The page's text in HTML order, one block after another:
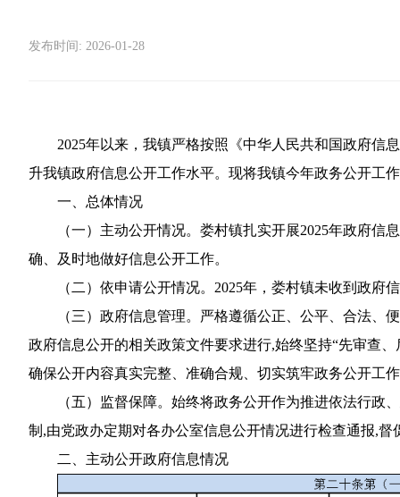
发布时间: 2026-01-28
2025年以来，我镇严格按照《中华人民共和国政府信
升我镇政府信息公开工作水平。现将我镇今年政务公开工
一、总体情况
（一）主动公开情况。娄村镇扎实开展2025年政府
确、及时地做好信息公开工作。
（二）依申请公开情况。2025年，娄村镇未收到政
（三）政府信息管理。严格遵循公正、公平、合法
政府信息公开的相关政策文件要求进行,始终坚持“先审查
确保公开内容真实完整、准确合规、切实筑牢政务公开工
（五）监督保障。始终将政务公开作为推进依法行政
制,由党政办定期对各办公室信息公开情况进行检查通报,
二、主动公开政府信息情况